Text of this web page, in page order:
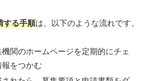
する手順は、以下のような流れです。
関のホームページを定期的にチェ
をつかむ